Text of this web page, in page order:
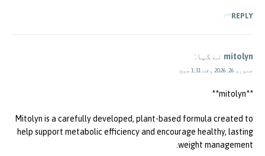
REPLY
mitolyn نے کہا:
جنوری 26, 2026 وقت 1:31 صبح
**mitolyn**
Mitolyn is a carefully developed, plant-based formula created to
help support metabolic efficiency and encourage healthy, lasting
weight management.